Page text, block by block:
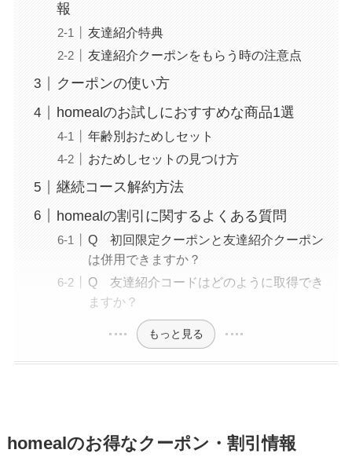
報
友達紹介特典
友達紹介クーポンをもらう時の注意点
クーポンの使い方
homealのお試しにおすすめな商品1選
年齢別おためしセット
おためしセットの見つけ方
継続コース解約方法
homealの割引に関するよくある質問
Q 初回限定クーポンと友達紹介クーポン
は併用できますか？
Q 友達紹介コードはどのように取得でき
ますか？
もっと見る
homealのお得なクーポン・割引情報